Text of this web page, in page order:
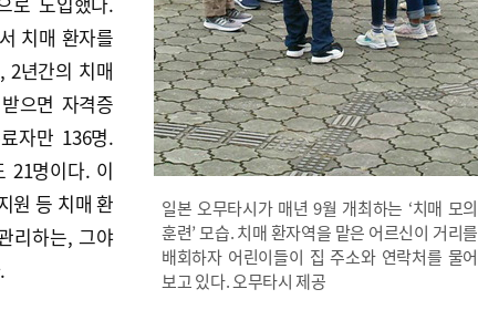
일본 오무타시가 매년 9월 개최하는 ‘치매 모의
훈련’ 모습. 치매 환자역을 맡은 어르신이 거리를
배회하자 어린이들이 집 주소와 연락처를 물어
보고 있다. 오무타시 제공
치매 환자를
2년간의 치매
으면 자격증
자만 136명.
21명이다. 이
원 등 치매 환
리하는, 그야